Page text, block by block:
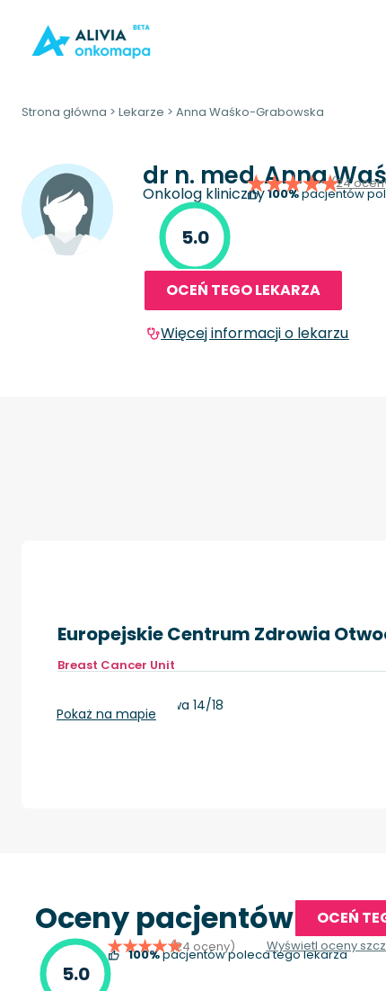
Strona główna > Lekarze > Anna Waśko-Grabowska
dr n. med.Anna
Onkolog kliniczny
5.0
(24
100%pacjentów
OCEŃ TEGO LEKARZA
Więcej informacji o lekarzu
Europejskie Centrum Zdrowia
Breast Cancer Unit
Otwock, ul. Borowa 14/18
Pokaż na mapie
Oceny pacjentów OCEŃ
5.0
(24 oceny)
100%pacjentów poleca tego lekarza
Wyświetl oceny